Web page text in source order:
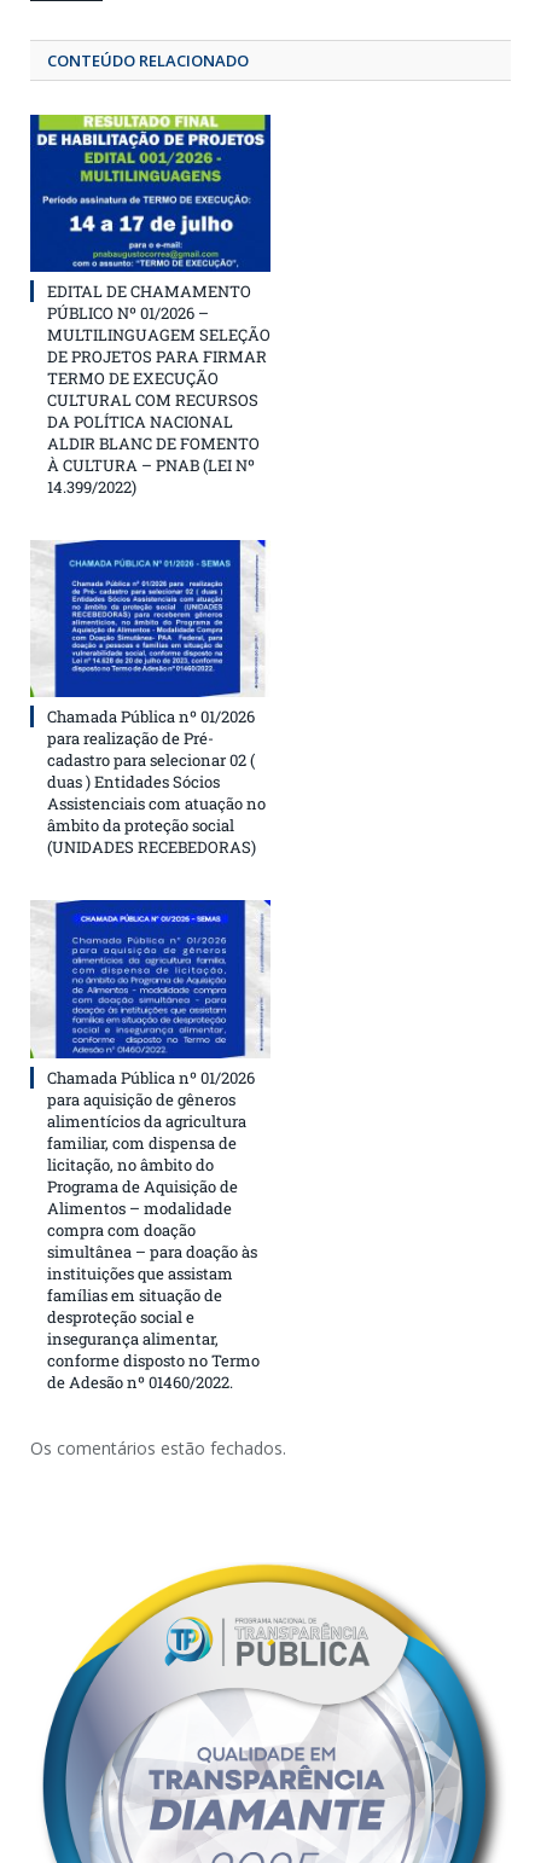
CONTEÚDO RELACIONADO
EDITAL DE CHAMAMENTO
PÚBLICO Nº 01/2026 –
MULTILINGUAGEM SELEÇÃO
DE PROJETOS PARA FIRMAR
TERMO DE EXECUÇÃO
CULTURAL COM RECURSOS
DA POLÍTICA NACIONAL
ALDIR BLANC DE FOMENTO
À CULTURA – PNAB (LEI Nº
14.399/2022)
Chamada Pública nº 01/2026
para realização de Pré-
cadastro para selecionar 02 (
duas ) Entidades Sócios
Assistenciais com atuação no
âmbito da proteção social
(UNIDADES RECEBEDORAS)
Chamada Pública nº 01/2026
para aquisição de gêneros
alimentícios da agricultura
familiar, com dispensa de
licitação, no âmbito do
Programa de Aquisição de
Alimentos – modalidade
compra com doação
simultânea – para doação às
instituições que assistam
famílias em situação de
desproteção social e
insegurança alimentar,
conforme disposto no Termo
de Adesão nº 01460/2022.
Os comentários estão fechados.